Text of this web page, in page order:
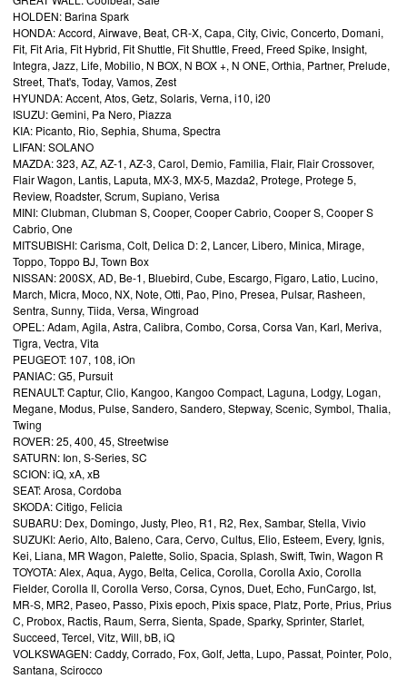
HOLDEN: Barina Spark
HONDA: Accord, Airwave, Beat, CR-X, Capa, City, Civic, Concerto, Domani,
Fit, Fit Aria, Fit Hybrid, Fit Shuttle, Fit Shuttle, Freed, Freed Spike, Insight,
Integra, Jazz, Life, Mobilio, N BOX, N BOX +, N ONE, Orthia, Partner, Prelude,
Street, That's, Today, Vamos, Zest
HYUNDA: Accent, Atos, Getz, Solaris, Verna, i10, i20
ISUZU: Gemini, Pa Nero, Piazza
KIA: Picanto, Rio, Sephia, Shuma, Spectra
LIFAN: SOLANO
MAZDA: 323, AZ, AZ-1, AZ-3, Carol, Demio, Familia, Flair, Flair Crossover,
Flair Wagon, Lantis, Laputa, MX-3, MX-5, Mazda2, Protege, Protege 5,
Review, Roadster, Scrum, Supiano, Verisa
MINI: Clubman, Clubman S, Cooper, Cooper Cabrio, Cooper S, Cooper S
Cabrio, One
MITSUBISHI: Carisma, Colt, Delica D: 2, Lancer, Libero, Minica, Mirage,
Toppo, Toppo BJ, Town Box
NISSAN: 200SX, AD, Be-1, Bluebird, Cube, Escargo, Figaro, Latio, Lucino,
March, Micra, Moco, NX, Note, Otti, Pao, Pino, Presea, Pulsar, Rasheen,
Sentra, Sunny, Tiida, Versa, Wingroad
OPEL: Adam, Agila, Astra, Calibra, Combo, Corsa, Corsa Van, Karl, Meriva,
Tigra, Vectra, Vita
PEUGEOT: 107, 108, iOn
PANIAC: G5, Pursuit
RENAULT: Captur, Clio, Kangoo, Kangoo Compact, Laguna, Lodgy, Logan,
Megane, Modus, Pulse, Sandero, Sandero, Stepway, Scenic, Symbol, Thalia,
Twing
ROVER: 25, 400, 45, Streetwise
SATURN: Ion, S-Series, SC
SCION: iQ, xA, xB
SEAT: Arosa, Cordoba
SKODA: Citigo, Felicia
SUBARU: Dex, Domingo, Justy, Pleo, R1, R2, Rex, Sambar, Stella, Vivio
SUZUKI: Aerio, Alto, Baleno, Cara, Cervo, Cultus, Elio, Esteem, Every, Ignis,
Kei, Liana, MR Wagon, Palette, Solio, Spacia, Splash, Swift, Twin, Wagon R
TOYOTA: Alex, Aqua, Aygo, Belta, Celica, Corolla, Corolla Axio, Corolla
Fielder, Corolla II, Corolla Verso, Corsa, Cynos, Duet, Echo, FunCargo, Ist,
MR-S, MR2, Paseo, Passo, Pixis epoch, Pixis space, Platz, Porte, Prius, Prius
C, Probox, Ractis, Raum, Serra, Sienta, Spade, Sparky, Sprinter, Starlet,
Succeed, Tercel, Vitz, Will, bB, iQ
VOLKSWAGEN: Caddy, Corrado, Fox, Golf, Jetta, Lupo, Passat, Pointer, Polo,
Santana, Scirocco